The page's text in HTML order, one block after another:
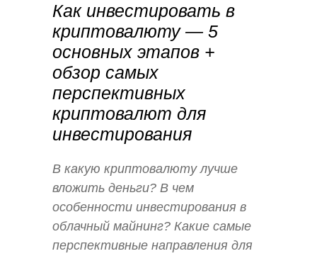
Как инвестировать в
криптовалюту — 5
основных этапов +
обзор самых
перспективных
криптовалют для
инвестирования
В какую криптовалюту лучше
вложить деньги? В чем
особенности инвестирования в
облачный майнинг? Какие самые
перспективные направления для